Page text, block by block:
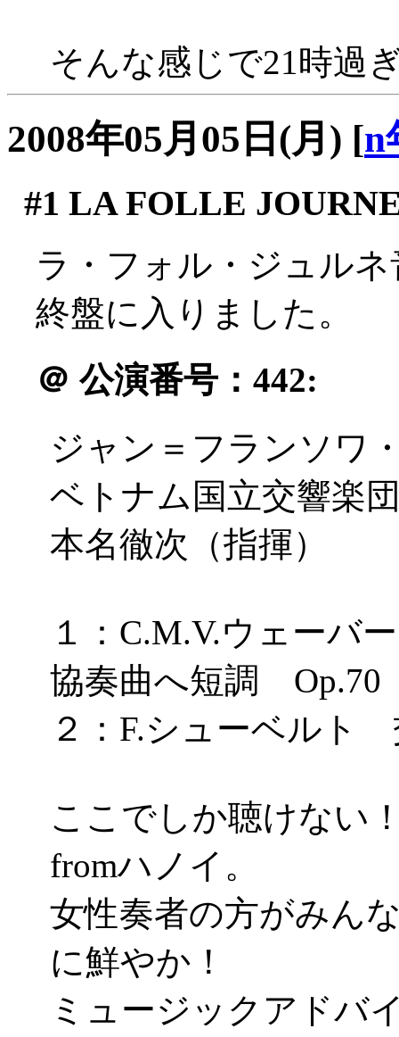
そんな感じで21時過
2008年05月05日(月) [n
#1 LA FOLLE
ラ・フォル・ジュル
終盤に入りました。
＠ 公演番号：442:
ジャン＝フランソワ
ベトナム国立交響楽
本名徹次（指揮）
１：C.M.V.ウェーバ
協奏曲へ短調 Op.70
２：F.シューベルト
ここでしか聴けない
fromハノイ。
女性奏者の方がみん
に鮮やか！
ミュージックアドバ